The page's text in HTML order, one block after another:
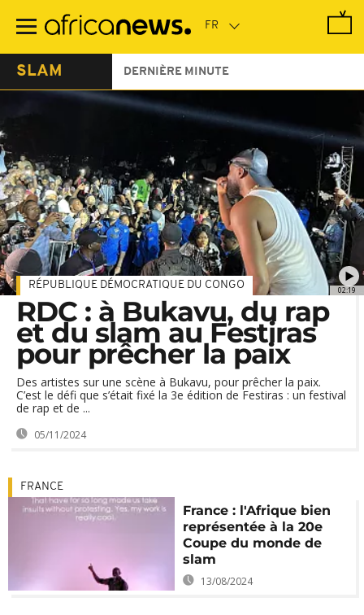
contenu
SLAM DERNIÈRE MINUTE
02:19
RÉPUBLIQUE DÉMOCRATIQUE DU CONGO
RDC : à Bukavu, du rap
et du slam au Festiras
pour prêcher la paix
Des artistes sur une scène à Bukavu, pour prêcher la paix.
C’est le défi que s’était fixé la 3e édition de Festiras : un festival
de rap et de ...
05/11/2024
FRANCE
France : l'Afrique bien
représentée à la 20e
Coupe du monde de
slam
13/08/2024